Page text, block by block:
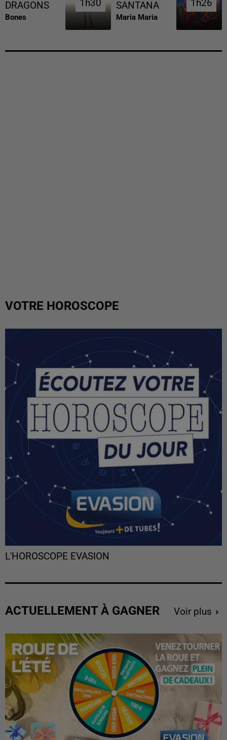
DRAGONS
Bones
1h30
1h30
SANTANA
Maria Maria
1h26
1h26
VOTRE HOROSCOPE
L'HOROSCOPE EVASION
ACTUELLEMENT À GAGNER Voir plus